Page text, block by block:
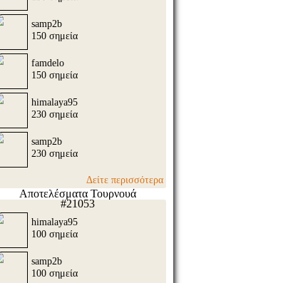
samp2b
150 σημεία
famdelo
150 σημεία
himalaya95
230 σημεία
samp2b
230 σημεία
Δείτε περισσότερα
Αποτελέσματα Τουρνουά
#21053
himalaya95
100 σημεία
samp2b
100 σημεία